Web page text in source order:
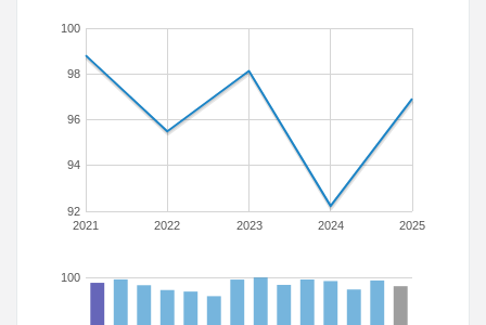
2021 2022 2023 2024 2025
92
94
96
98
100
100